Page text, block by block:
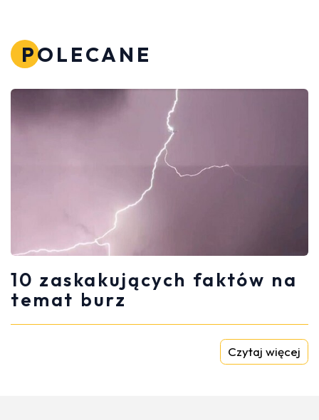
POLECANE
10 zaskakujących faktów na
temat burz
Czytaj więcej